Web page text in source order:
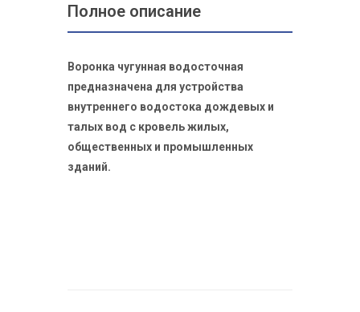
Полное описание
Воронка чугунная водосточная
предназначена для устройства
внутреннего водостока дождевых и
талых вод с кровель жилых,
общественных и промышленных
зданий.